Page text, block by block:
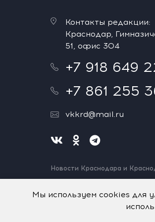
Контакты редакции:
Краснодар,
51, офис 304
+7 918 649
+7 861 255
vkkrd@mail.ru
Новости Краснодара и
Нашли ошибку? Выделите и
Мы используем cookies для